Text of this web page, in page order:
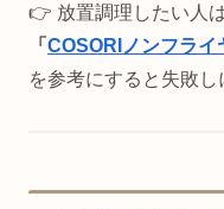
👉 放置調理したい人
「 COSORIノンフラ
を参考にすると失敗し